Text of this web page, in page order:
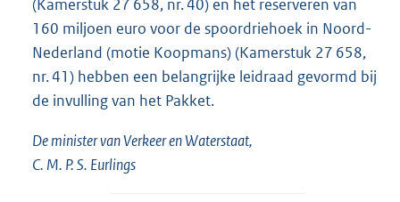
(Kamerstuk 27 658, nr. 40) en het reserveren van
160 miljoen euro voor de spoordriehoek in Noord-
Nederland (motie Koopmans) (Kamerstuk 27 658,
nr. 41) hebben een belangrijke leidraad gevormd bij
de invulling van het Pakket.
De minister van Verkeer en Waterstaat,
C. M. P. S. Eurlings